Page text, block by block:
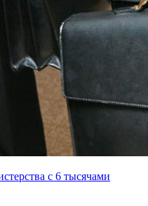
с 6 тысячами